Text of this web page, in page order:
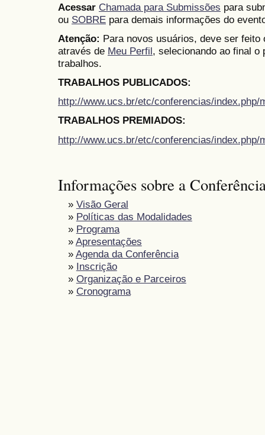
Acessar Chamada para Submissões para
ou SOBRE para demais informações do
Atenção: Para novos usuários, deve ser
através de Meu Perfil, selecionando ao final o
trabalhos.
TRABALHOS PUBLICADOS:
http://www.ucs.br/etc/conferencias/
TRABALHOS PREMIADOS:
http://www.ucs.br/etc/conferencias/index.php/
Informações sobre a
» Visão Geral
» Políticas das Modalidades
» Programa
» Apresentações
» Agenda da Conferência
» Inscrição
» Organização e Parceiros
» Cronograma